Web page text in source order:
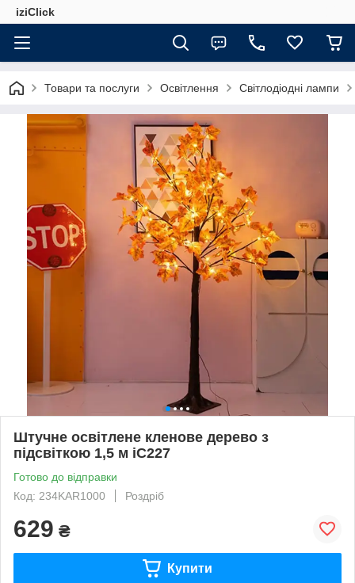
iziClick
Товари та послуги Освітлення Світлодіодні лампи
Штучне освітлене кленове дерево з
підсвіткою 1,5 м iC227
Готово до відправки
Код: 234KAR1000
Роздріб
629 ₴
Купити